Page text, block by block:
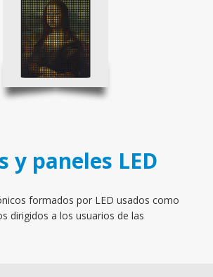
y paneles LED
formados por LED usados como
dirigidos a los usuarios de las